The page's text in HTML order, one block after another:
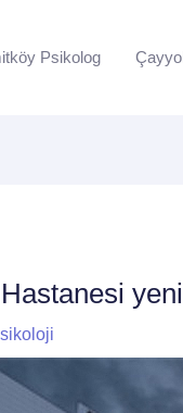
Psikolog